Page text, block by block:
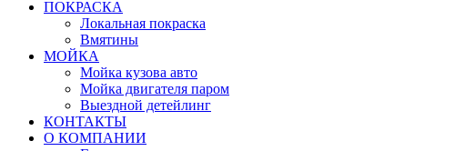
ПОКРАСКА
Локальная покраска
Вмятины
МОЙКА
Мойка кузова авто
Мойка двигателя паром
Выездной детейлинг
КОНТАКТЫ
О КОМПАНИИ